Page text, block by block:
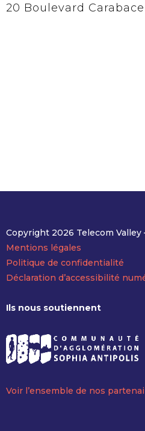
20 Boulevard
Copyright 2026 Telecom Valley
Mentions légales
Politique de confidentialité
Déclaration d’accessibilité
Ils nous soutiennent
Voir l’ensemble de nos